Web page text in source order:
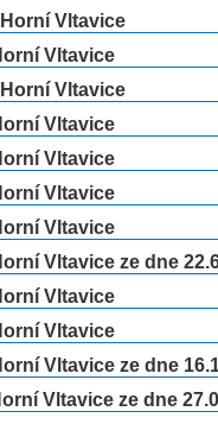
Vltavice
Vltavice
Vltavice
Vltavice
Vltavice
Vltavice
Vltavice
Vltavice ze dne
Vltavice
Vltavice
Vltavice ze dne
Vltavice ze dne